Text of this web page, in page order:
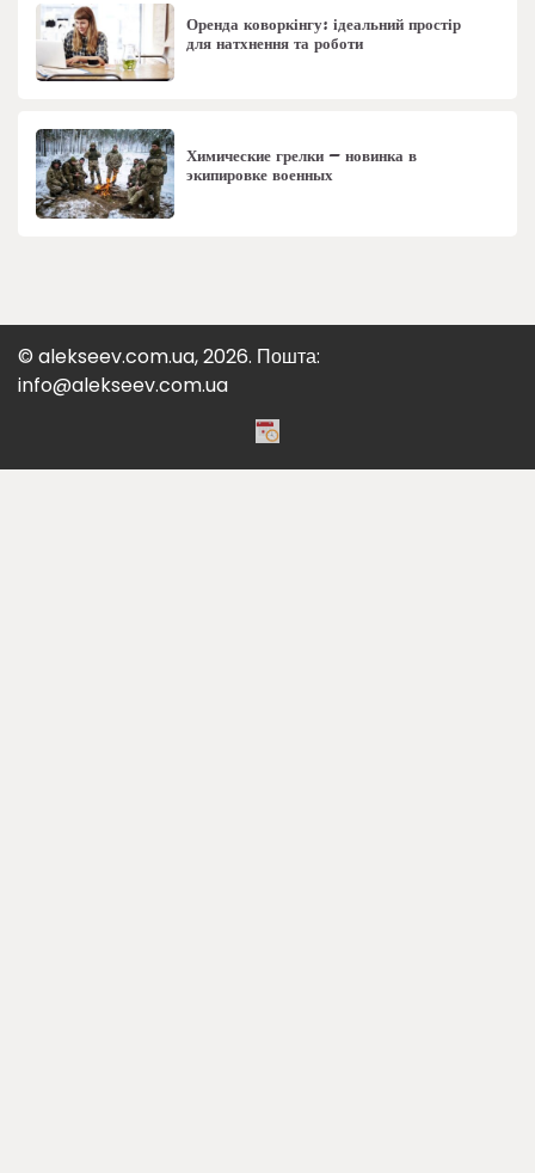
Оренда коворкінгу: ідеальний простір
для натхнення та роботи
Химические грелки – новинка в
экипировке военных
© alekseev.com.ua, 2026. Пошта:
info@alekseev.com.ua